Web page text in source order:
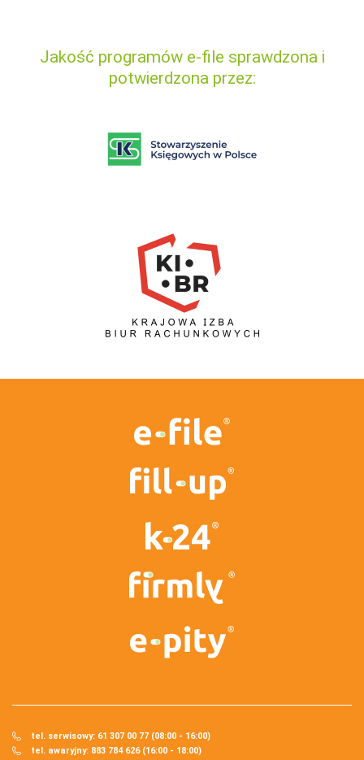
Jakość programów e-file sprawdzona i
potwierdzona przez:
tel. serwisowy: 61 307 00 77 (08:00 - 16:00)
tel. awaryjny: 883 784 626 (16:00 - 18:00)